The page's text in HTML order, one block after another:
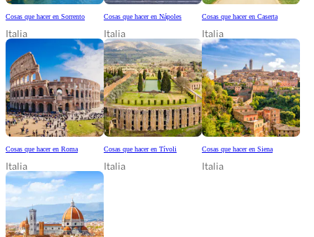
Cosas que hacer en Sorrento
Italia
Cosas que hacer en Nápoles
Italia
Cosas que hacer en Caserta
Italia
Cosas que hacer en Roma
Italia
Cosas que hacer en Tívoli
Italia
Cosas que hacer en Siena
Italia